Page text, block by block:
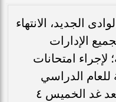
الجديد، الانتهاء
١٢٤ لجنة بجميع الإدارات
لإجراء امتحانات
للعام الدراسي
٢٠٢٥-٢٠٢٦ م، التي تنطلق بعد غد الخميس ٤